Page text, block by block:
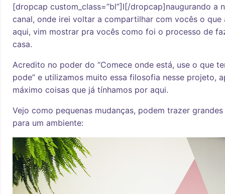
[dropcap custom_class=”bl”]I[/dropcap]naugurando a
canal, onde irei voltar a compartilhar com vocês o
aqui, vim mostrar pra vocês como foi o processo de
casa.
Acredito no poder do “Comece onde está, use o que
pode” e utilizamos muito essa filosofia nesse projeto,
máximo coisas que já tínhamos por aqui.
Vejo como pequenas mudanças, podem trazer
para um ambiente: